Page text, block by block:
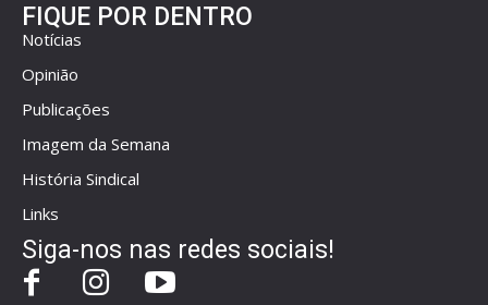
FIQUE POR DENTRO
Notícias
Opinião
Publicações
Imagem da Semana
História Sindical
Links
Siga-nos nas redes sociais!